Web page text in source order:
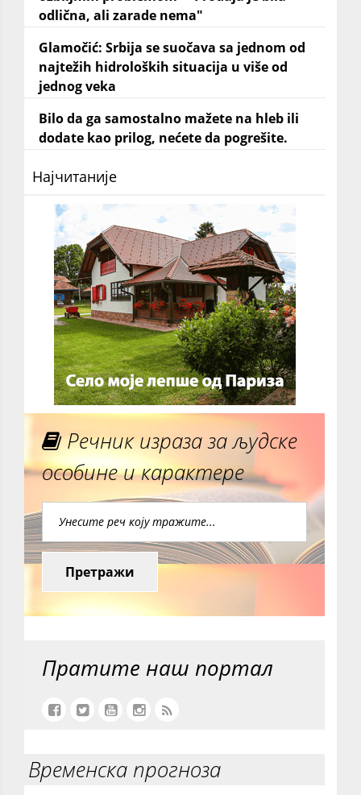
odlična, ali zarade nema"
Glamočić: Srbija se suočava sa jednom od
najtežih hidroloških situacija u više od
jednog veka
Bilo da ga samostalno mažete na hleb ili
dodate kao prilog, nećete da pogrešite.
Најчитаније
Речник израза за људске
особине и карактере
Претражи
Пратите наш портал
Временска прогноза